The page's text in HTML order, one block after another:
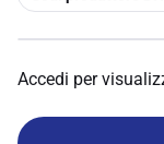
Accedi per